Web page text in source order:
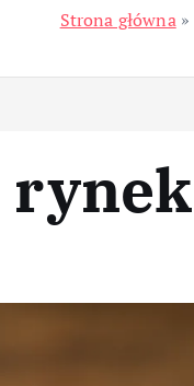
Strona główna»
rynek